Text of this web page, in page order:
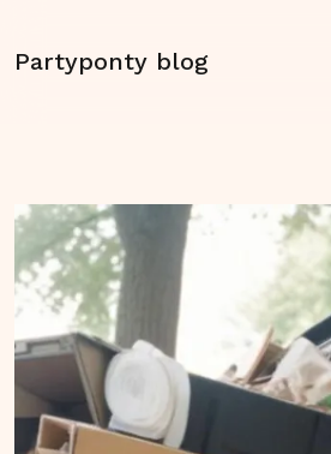
Partyponty blog